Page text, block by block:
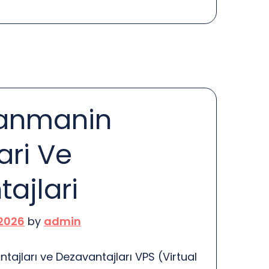
Bu yazıda, sanal bahislerin
ele alacağız. Belki de bir zamanlar
Ve
by admin
ve Dezavantajları VPS (Virtual